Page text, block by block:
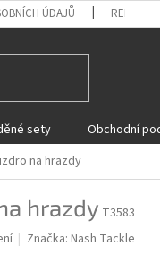
ÚDAJŮ
sety Obchodní
na hrazdy
hrazdy T3583
Značka:Nash Tackle